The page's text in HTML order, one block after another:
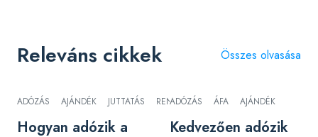
Releváns cikkek Összes olvasása
ADÓZÁS AJÁNDÉK JUTTATÁS RENDEZVÉNY
Hogyan adózik a
ADÓZÁS ÁFA AJÁNDÉK
Kedvezően adózik